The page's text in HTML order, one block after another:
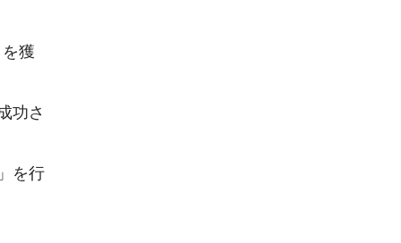
獲
功さ
を行